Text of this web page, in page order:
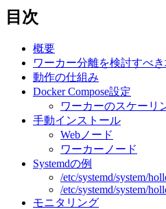
目次
概要
ワーカー分離を検討すべ
動作の仕組み
Docker Compose設定
ワーカーのスケーリ
手動インストール
Webノード
ワーカーノード
Systemdの例
/etc/systemd/system/
/etc/systemd/system/
モニタリング